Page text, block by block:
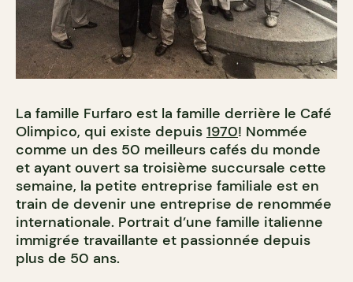
La famille Furfaro est la famille derrière le Café
Olimpico, qui existe depuis 1970! Nommée
comme un des 50 meilleurs cafés du monde
et ayant ouvert sa troisième succursale cette
semaine, la petite entreprise familiale est en
train de devenir une entreprise de renommée
internationale. Portrait d’une famille italienne
immigrée travaillante et passionnée depuis
plus de 50 ans.